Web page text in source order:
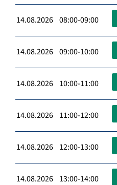
14.08.2026 08:00-09:00
14.08.2026 09:00-10:00
14.08.2026 10:00-11:00
14.08.2026 11:00-12:00
14.08.2026 12:00-13:00
14.08.2026 13:00-14:00